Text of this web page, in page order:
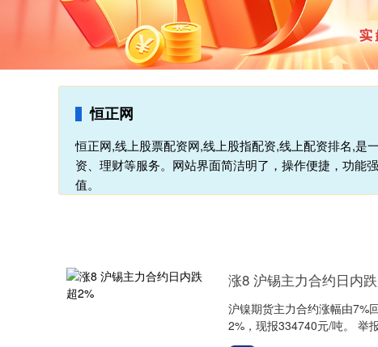
恒正网
恒正网,线上股票配资网,线上股指配资,线上配资排名,是
资、理财等服务。网站界面简洁明了，操作便捷，功能
值。
涨8 沪锡主力合约日内
沪镍期货主力合约涨幅由7%
2%，现报334740元/吨。 举